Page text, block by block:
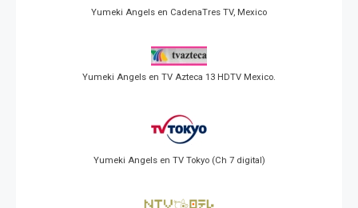
Yumeki Angels en CadenaTres TV, Mexico
Yumeki Angels en TV Azteca 13 HDTV Mexico.
Yumeki Angels en TV Tokyo (Ch 7 digital)